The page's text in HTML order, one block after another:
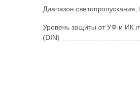
Диапазон светопропускания,
Уровень защиты от УФ и ИК
(DIN)